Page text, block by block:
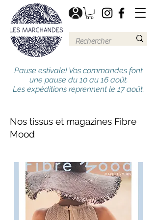
Pause estivale! Vos commandes font
une pause du 10 au 16 août.
Les expéditions reprennent le 17 août.
Nos tissus et magazines Fibre
Mood